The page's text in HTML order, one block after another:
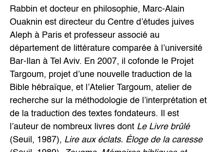
Rabbin et docteur en philosophie, Marc-Alain
Ouaknin est directeur du Centre d’études juives
Aleph à Paris et professeur associé au
département de littérature comparée à l’université
Bar-Ilan à Tel Aviv. En 2007, il cofonde le Projet
Targoum, projet d’une nouvelle traduction de la
Bible hébraïque, et l’Atelier Targoum, atelier de
recherche sur la méthodologie de l’interprétation et
de la traduction des textes fondateurs. Il est
l’auteur de nombreux livres dont Le Livre brûlé
(Seuil, 1987), Lire aux éclats. Éloge de la caresse